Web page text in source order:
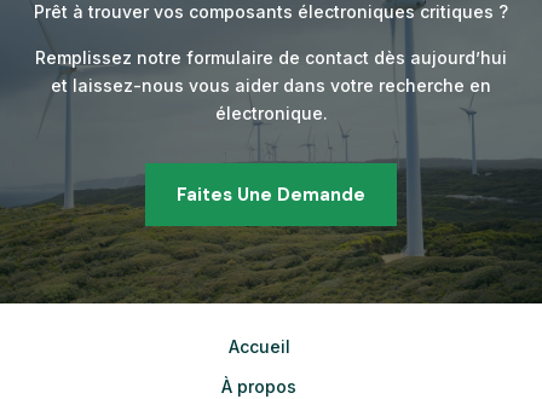
Prêt à trouver vos composants électroniques critiques ?
Remplissez notre formulaire de contact dès aujourd’hui
et laissez-nous vous aider dans votre recherche en
électronique.
Faites Une Demande
Accueil
À propos